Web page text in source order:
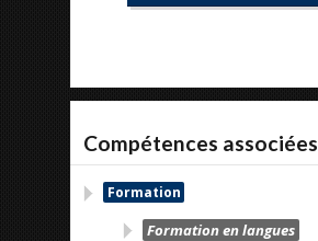
Compétences associées
Formation
Formation en langues